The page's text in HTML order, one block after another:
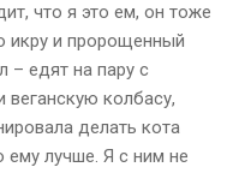
что я это ем, он тоже
икру и пророщенный
– едят на пару с
колбасу,
делать кота
ему лучше. Я с ним не